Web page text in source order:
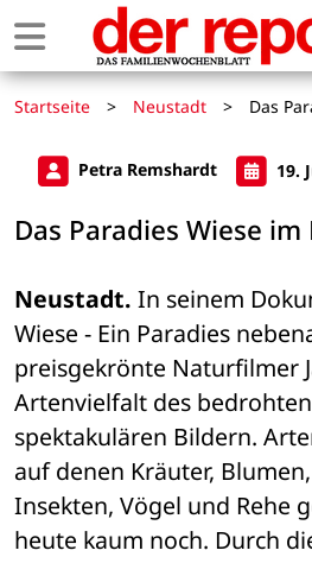
Startseite > Neustadt > Das
Petra Remshardt 19.
Das Paradies Wiese im
Neustadt. In seinem
Wiese - Ein Paradies
preisgekrönte Naturfilmer
Artenvielfalt des
spektakulären Bildern.
auf denen Kräuter,
Insekten, Vögel und Rehe
heute kaum noch. Durch